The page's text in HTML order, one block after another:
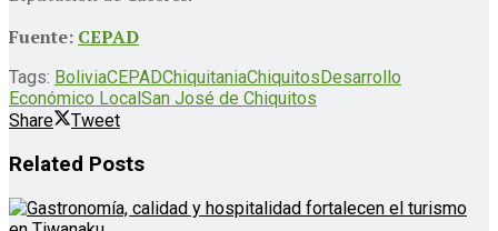
Fuente: CEPAD
Tags: BoliviaCEPADChiquitaniaChiquitos Desarrollo
Económico Local San José de Chiquitos
Share
Tweet
Related Posts